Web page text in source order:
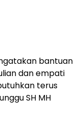
bantuan
dan empati
terus
SH MH